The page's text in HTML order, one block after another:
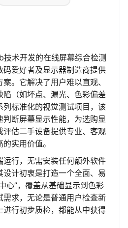
术开发的在线屏幕综合检测
码爱好者及显示器制造商提供
。它解决了用户难以直观、
（如坏点、漏光、色彩偏差
标准化的视觉测试项目，该
断屏幕显示性能，为选购显
评估二手设备提供专业、客观
实用价值。
运行，无需安装任何额外软件
设计初衷是打造一个全面、易
心”，覆盖从基础显示到色彩
需求，无论是普通用户检查新
进行初步质检，都能从中获得